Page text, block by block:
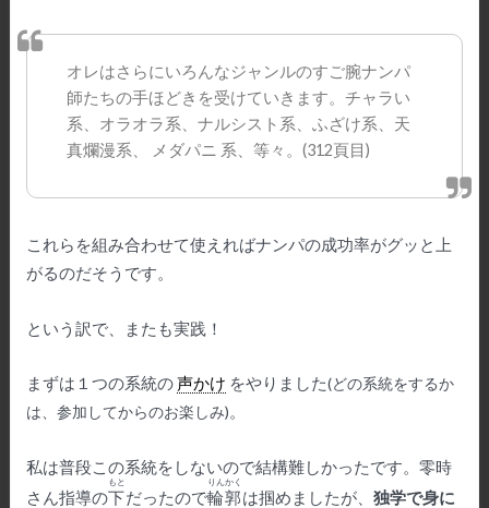
オレはさらにいろんなジャンルのすご腕ナンパ
師たちの手ほどきを受けていきます。チャラい
系、オラオラ系、ナルシスト系、ふざけ系、天
真爛漫系、 メダパニ 系、等々。(312頁目)
これらを組み合わせて使えればナンパの成功率がグッと上
がるのだそうです。
という訳で、またも実践！
まずは１つの系統の声かけ をやりました(どの系統をするか
は、参加してからのお楽しみ)。
私は普段この系統をしないので結構難しかったです。零時
さん指導の下
もと
だったので輪郭
りんかく
は掴めましたが、 独学で身に